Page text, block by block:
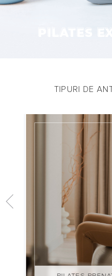
PILATES
PILATES
TIPURI DE